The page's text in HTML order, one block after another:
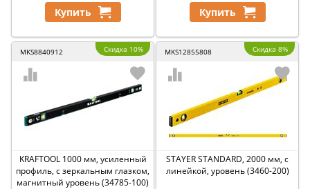
Купить Купить
MKS8840912 Скидка 10%
KRAFTOOL 1000 мм, усиленный
профиль, с зеркальным глазком,
магнитный уровень (34785-100)
MKS12855808 Скидка 8%
STAYER STANDARD, 2000 мм, с
линейкой, уровень (3460-200)